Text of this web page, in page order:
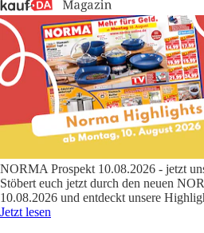
NORMA Prospekt 10.08.2026 - jetzt
Stöbert euch jetzt durch den neuen
10.08.2026 und entdeckt unsere
Jetzt lesen